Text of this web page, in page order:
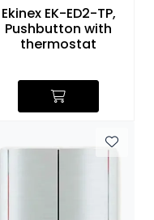
Ekinex EK-ED2-TP,
Pushbutton with
thermostat